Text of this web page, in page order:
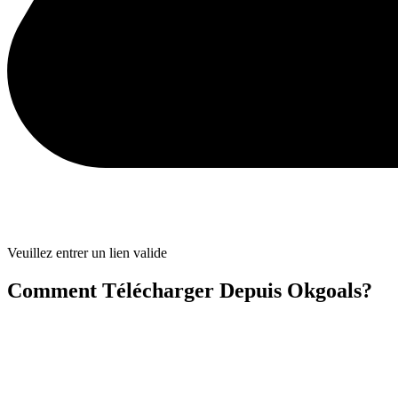
Veuillez entrer un lien valide
Comment Télécharger Depuis Okgoals?